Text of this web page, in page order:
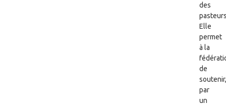
des
Elle
permet
à la
de
soutenir,
par
un